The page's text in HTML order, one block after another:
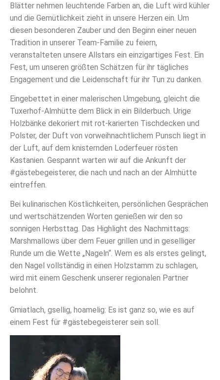
Blätter nehmen leuchtende Farben an, die Luft wird kühler
und die Gemütlichkeit zieht in unsere Herzen ein. Um
diesen besonderen Zauber und den Beginn einer neuen
Tradition in unserer Team-Familie zu feiern,
veranstalteten unsere Allstars ein einzigartiges Fest. Ein
Fest, um unseren größten Schätzen für ihr tägliches
Engagement und die Leidenschaft für ihr Tun zu danken.
Eingebettet in einer malerischen Umgebung, gleicht die
Tuxerhof-Almhütte dem Blick in ein Bilderbuch. Urige
Holzbänke dekoriert mit rot-karierten Tischdecken und
Polster, der Duft von vorweihnachtlichem Punsch liegt in
der Luft, auf dem knisternden Loderfeuer rösten
Kastanien. Gespannt warten wir auf die Ankunft der
#gästebegeisterer, die nach und nach an der Almhütte
eintreffen.
Bei kulinarischen Köstlichkeiten, persönlichen Gesprächen
und wertschätzenden Worten genießen wir den so
sonnigen Herbsttag. Das Highlight des Nachmittags:
Marshmallows über dem Feuer grillen und in geselliger
Runde um die Wette „Nageln“. Wem es als erstes gelingt,
den Nagel vollständig in einen Holzstamm zu schlagen,
wird mit einem Geschenk unserer regionalen Partner
belohnt.
Gmiatlach, gsellig, hoamelig: Es ist ganz so, wie es auf
einem Fest für #gästebegeisterer sein soll.